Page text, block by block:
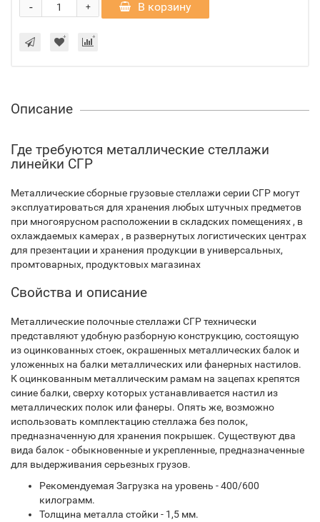
+
- В корзину
Описание
Где требуются металлические стеллажи
линейки СГР
Металлические сборные грузовые стеллажи серии СГР могут
эксплуатироваться для хранения любых штучных предметов
при многоярусном расположении в складских помещениях , в
охлаждаемых камерах , в развернутых логистических центрах
для презентации и хранения продукции в универсальных,
промтоварных, продуктовых магазинах
Свойства и описание
Металлические полочные стеллажи СГР технически
представляют удобную разборную конструкцию, состоящую
из оцинкованных стоек, окрашенных металлических балок и
уложенных на балки металлических или фанерных настилов.
К оцинкованным металлическим рамам на зацепах крепятся
синие балки, сверху которых устанавливается настил из
металлических полок или фанеры. Опять же, возможно
использовать комплектацию стеллажа без полок,
предназначенную для хранения покрышек. Существуют два
вида балок - обыкновенные и укрепленные, предназначенные
для выдерживания серьезных грузов.
Рекомендуемая Загрузка на уровень - 400/600
килограмм.
Толщина металла стойки - 1,5 мм.